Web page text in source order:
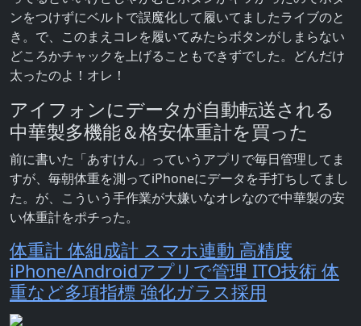
ンをつけずにベルトで誤魔化して履いてましたライブのと
き。で、このまえコレを履いてみたらボタンがしまらない
どころかチャックを上げることもできずでした。どんだけ
太ったのよ！オレ！
アイフォンにデータが自動転送される
中華製多機能＆格安体重計を買った
前に書いた「あすけん」っていうアプリで毎日管理してま
すが、毎朝体重を測ってiPhoneにデータを手打ちしてまし
た。が、こういう手作業が大嫌いなオレなので中華製の安
い体重計をポチった。
体重計 体組成計 スマホ連動 高精度
iPhone/Androidアプリで管理 ITO技術 体
重など多項指標 強化ガラス採用